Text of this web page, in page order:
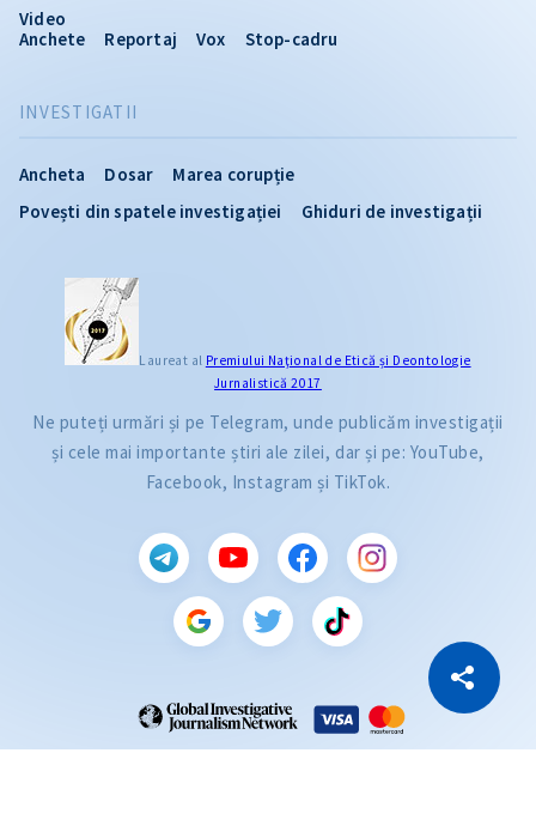
Copiază Link
INVESTIGATII
Ancheta Dosar
Marea corupție
Povești din spatele investigației
Ghiduri de investigații
Video
Anchete
Reportaj Vox Stop-cadru
Laureat al Premiului Naţional de Etică și Deontologie
Jurnalistică 2017
Ne puteți urmări și pe Telegram, unde publicăm investigații
și cele mai importante știri ale zilei, dar și pe: YouTube,
Facebook, Instagram și TikTok.